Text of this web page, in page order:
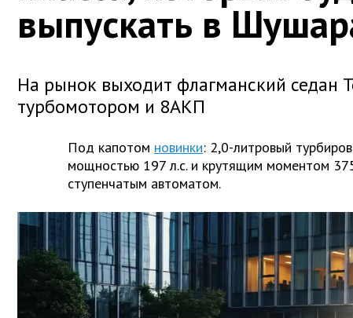
выпускать в
На рынок выходит флагманский седан
турбомотором и 8АКП
Под капотом новинки: 2,0-литровый
мощностью 197 л.с. и крутящим моментом
ступенчатым автоматом.